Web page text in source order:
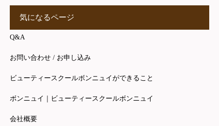
気になるページ
Q&A
お問い合わせ / お申し込み
ビューティースクールボンニュイができること
ボンニュイ｜ビューティースクールボンニュイ
会社概要